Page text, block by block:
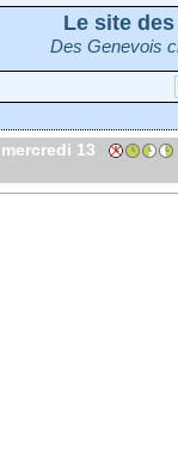
Le site
Des Genevois
mercredi 13